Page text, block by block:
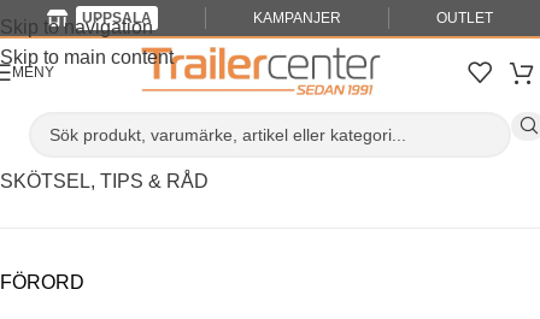
Skip to navigation
Skip to main content
UPPSALA KAMPANJER OUTLET
MENY
SKÖTSEL, TIPS & RÅD
FÖRORD